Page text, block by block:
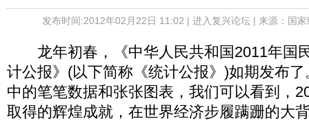
发布时间:2012年02月22日 11:02 | 进入复兴论坛| 来源：国
龙年初春，《中华人民共和国2011年国
计公报》(以下简称《统计公报》)如期发布
中的笔笔数据和张张图表，我们可以看到，
取得的辉煌成就，在世界经济步履蹒跚的大